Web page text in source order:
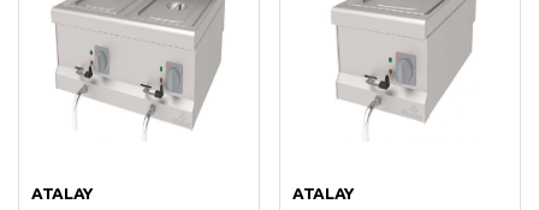
ATALAY
ATALAY